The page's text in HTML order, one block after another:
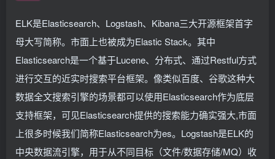
ELK是Elasticsearch、Logstash、Kibana三大开源框架首字
母大写简称。市面上也被成为Elastic Stack。其中
Elasticsearch是一个基于Lucene、分布式、通过Restful方式
进行交互的近实时搜索平台框架。像类似百度、谷歌这种大
数据全文搜索引擎的场景都可以使用Elasticsearch作为底层
支持框架，可见Elasticsearch提供的搜索能力确实强大,市面
上很多时候我们简称Elasticsearch为es。Logstash是ELK的
中央数据流引擎，用于从不同目标（文件/数据存储/MQ）收